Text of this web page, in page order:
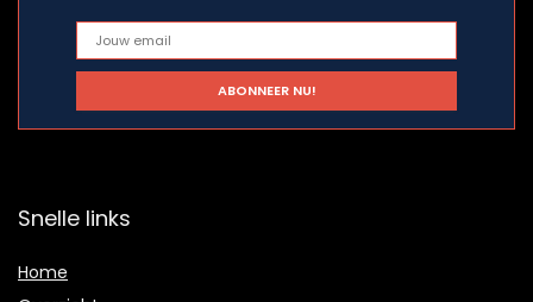
Snelle links
Home